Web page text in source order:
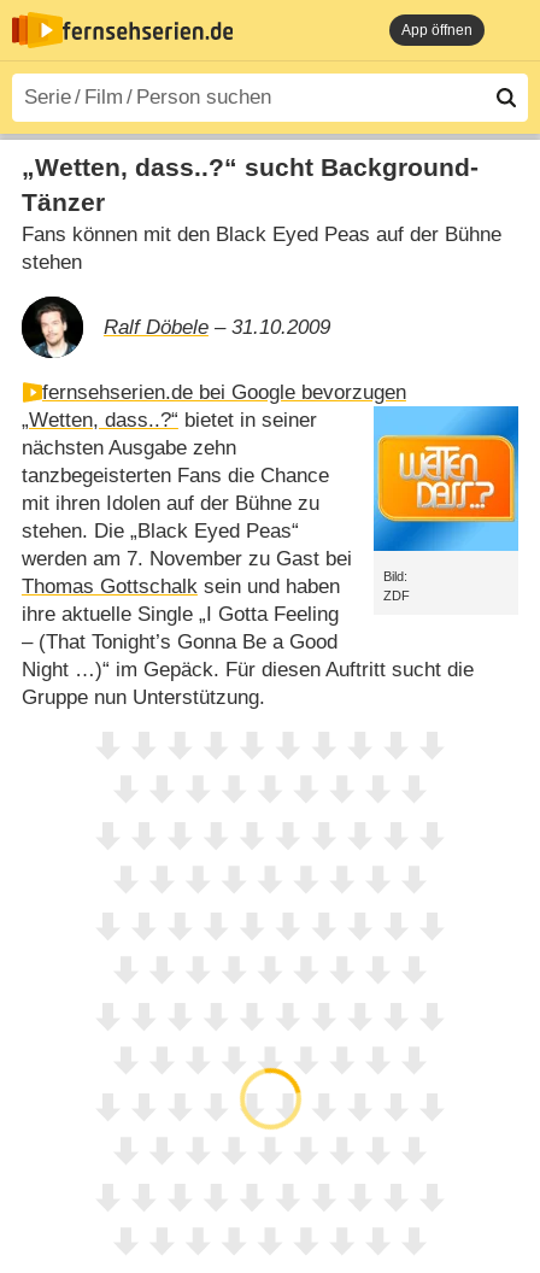
App öffnen
„Wetten, dass..?“ sucht Background-
Tänzer
Fans können mit den Black Eyed Peas auf der Bühne
stehen
Ralf Döbele– 31.10.2009
fernsehserien.de bei Google bevorzugen
Bild:
ZDF
„Wetten, dass..?“ bietet in seiner
nächsten Ausgabe zehn
tanzbegeisterten Fans die Chance
mit ihren Idolen auf der Bühne zu
stehen. Die „Black Eyed Peas“
werden am 7. November zu Gast bei
Thomas Gottschalksein und haben
ihre aktuelle Single „I Gotta Feeling
– (That Tonight’s Gonna Be a Good
Night …)“ im Gepäck. Für diesen Auftritt sucht die
Gruppe nun Unterstützung.